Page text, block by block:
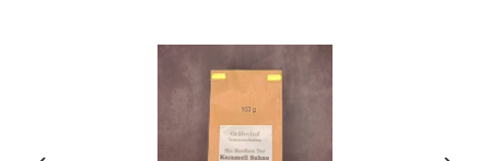
Bildergalerie überspringen